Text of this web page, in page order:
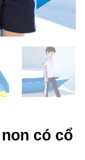
có cổ